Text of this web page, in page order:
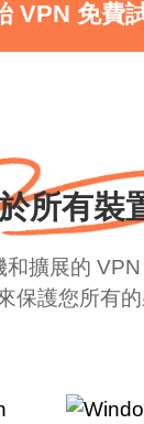
VPN 免費
所有裝
擴展的
保護您所有的